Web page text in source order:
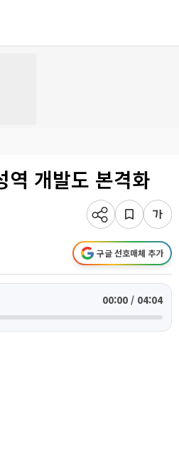
개발도 본격화
구글 선호매체 추가
00:00 / 04:04